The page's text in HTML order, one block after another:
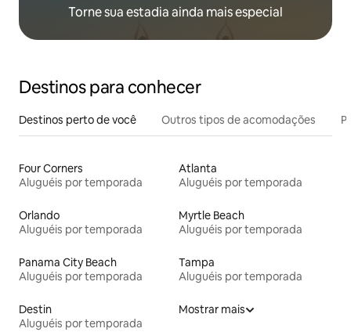
Torne sua estadia ainda mais especial
Destinos para conhecer
Destinos perto de você Outros tipos de acomodações
Four Corners
Aluguéis por temporada
Atlanta
Aluguéis por temporada
Orlando
Aluguéis por temporada
Myrtle Beach
Aluguéis por temporada
Panama City Beach
Aluguéis por temporada
Tampa
Aluguéis por temporada
Destin
Aluguéis por temporada
Mostrar mais